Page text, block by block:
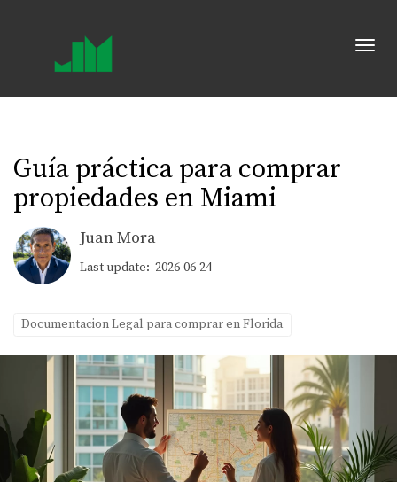
Guía práctica para comprar
propiedades en Miami
Juan Mora
Last update: 2026-06-24
Documentacion Legal para comprar en Florida